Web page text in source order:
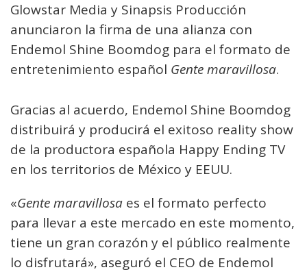
Glowstar Media y Sinapsis Producción
anunciaron la firma de una alianza con
Endemol Shine Boomdog para el formato de
entretenimiento español Gente maravillosa.
Gracias al acuerdo, Endemol Shine Boomdog
distribuirá y producirá el exitoso reality show
de la productora española Happy Ending TV
en los territorios de México y EEUU.
«Gente maravillosa es el formato perfecto
para llevar a este mercado en este momento,
tiene un gran corazón y el público realmente
lo disfrutará», aseguró el CEO de Endemol